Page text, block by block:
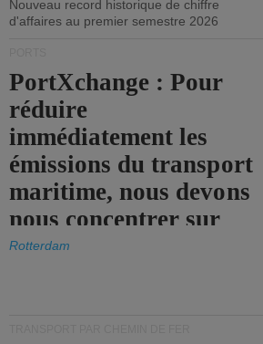
Nouveau record historique de chiffre
d'affaires au premier semestre 2026
PortXchange : Pour
réduire
immédiatement les
émissions du transport
maritime, nous devons
nous concentrer sur
les ports.
Rotterdam